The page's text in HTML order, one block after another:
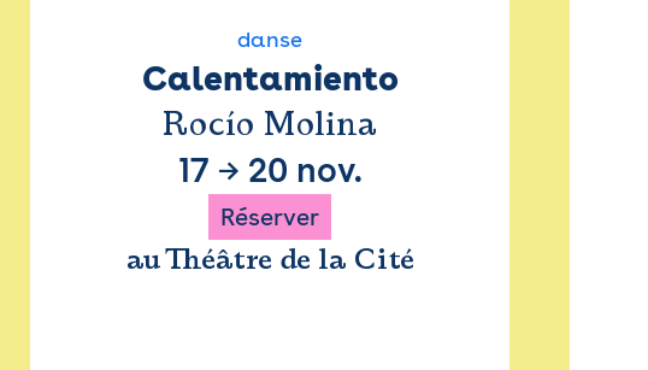
danse
Calentamiento
Rocío Molina
17 → 20 nov.
Réserver
au Théâtre de la Cité